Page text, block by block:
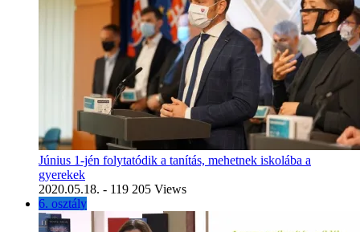
Június 1-jén folytatódik a tanítás, mehetnek iskolába a
gyerekek
2020.05.18. - 119 205 Views
6. osztály